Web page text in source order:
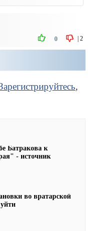
| 2
0
,
Батракова к
- источник
во вратарской